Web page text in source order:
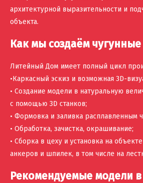
архитектурной выразительности и
объекта.
Как мы создаём
Литейный Дом имеет полный цикл
•Каркасный эскиз и возможная 3D-
• Создание модели в натуральную
с помощью 3D станков;
• Формовка и заливка расплавленным
• Обработка, зачистка, окрашивание;
• Сборка в цеху и установка на
анкеров и шпилек, в том числе на
Рекомендуемые модели в